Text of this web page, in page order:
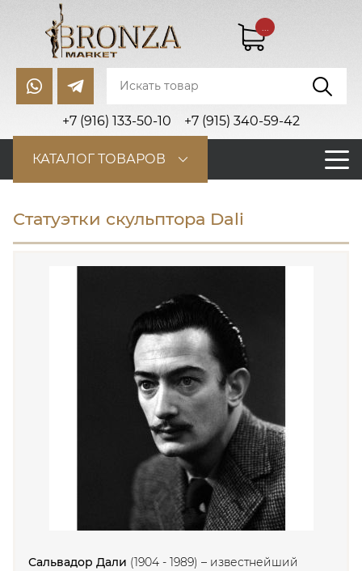
+7 (916) 133-50-10 +7 (915) 340-59-42
...
КАТАЛОГ ТОВАРОВ
Статуэтки скульптора Dali
Сальвадор Дали (1904 - 1989) – известнейший